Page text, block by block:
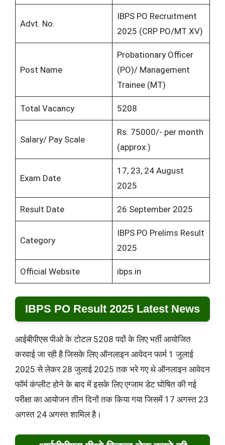
Advt. No.
IBPS PO Recruitment
2025 (CRP PO/MT XV)
Post Name
Probationary Officer
(PO)/ Management
Trainee (MT)
Total Vacancy 5208
Salary/ Pay Scale
Rs. 75000/- per month
(approx.)
Exam Date
17, 23, 24 August
2025
Result Date 26 September 2025
Category
IBPS PO Prelims Result
2025
Official Website ibps.in
IBPS PO Result 2025 Latest News
आईबीपीएस पीओ के टोटल 5208 पदों के लिए भर्ती आयोजित
करवाई जा रही है जिसके लिए ऑनलाइन आवेदन फार्म 1 जुलाई
2025 से लेकर 28 जुलाई 2025 तक भरे गए थे ऑनलाइन आवेदन
फॉर्म कंप्लीट होने के बाद में इसके लिए एग्जाम डेट घोषित की गई
परीक्षा का आयोजन तीन दिनों तक किया गया जिसमें 17 अगस्त 23
अगस्त 24 अगस्त शामिल है।